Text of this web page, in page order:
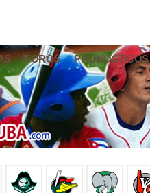
FOROS PRONÓSTICOS